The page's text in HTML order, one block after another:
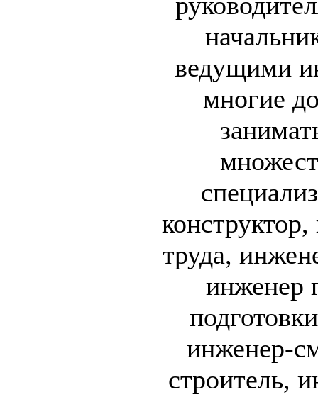
ведущими
многие
труда,
инженер
инженер-
строитель,